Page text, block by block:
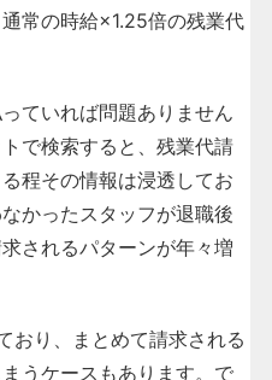
常の時給×1.25倍の残業代
ていれば問題ありません
で検索すると、残業代請
程その情報は浸透してお
かったスタッフが退職後
されるパターンが年々増
おり、まとめて請求される
うケースもあります。で